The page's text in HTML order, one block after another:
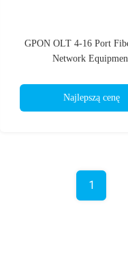
GPON OLT 4-16 Port
Network
Najlepszą cenę
1